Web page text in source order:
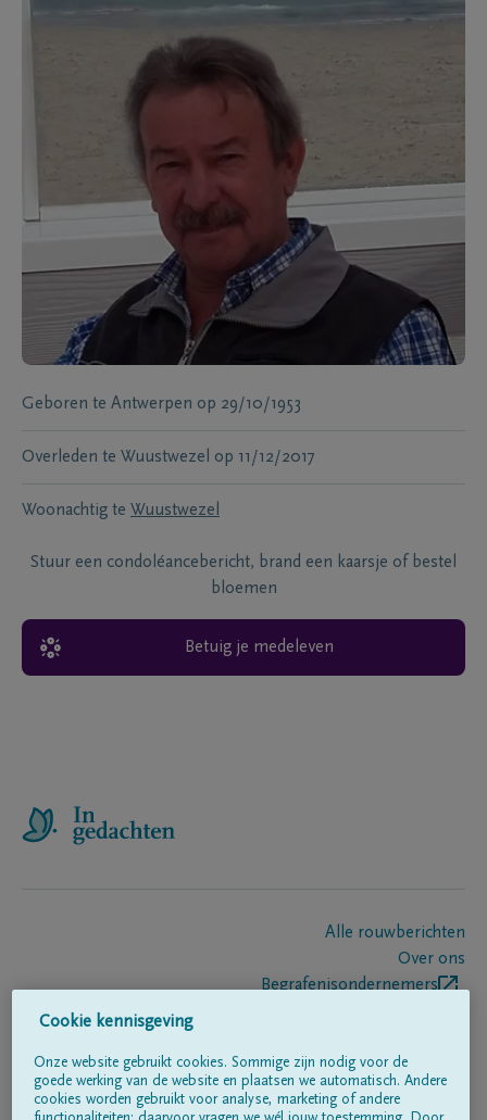
Geboren te Antwerpen op 29/10/1953
Overleden te Wuustwezel op 11/12/2017
Woonachtig te Wuustwezel
Stuur een condoléancebericht, brand een kaarsje of bestel
bloemen
Betuig je medeleven
Alle rouwberichten
Over ons
Begrafenisondernemers
Volg ons op
Cookie kennisgeving
Onze website gebruikt cookies. Sommige zijn nodig voor de
goede werking van de website en plaatsen we automatisch. Andere
cookies worden gebruikt voor analyse, marketing of andere